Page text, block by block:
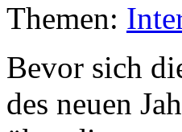
Themen:
Bevor sich
des neuen